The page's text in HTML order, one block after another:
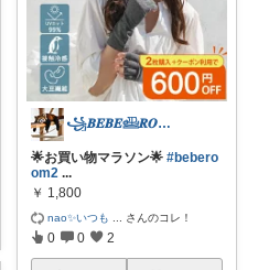
꧁𝑩𝑬𝑩𝑬𓊝𝑹𝑶𝑶𝑴꧂
🌟お買い物マラソン🌟 #bebero
om2 ...
￥ 1,800
nao✨いつも さんのコレ！
0 0 2